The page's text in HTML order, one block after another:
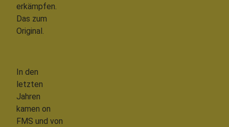
erkämpfen.
Das zum
Original.
In den
letzten
Jahren
kamen on
FMS und von